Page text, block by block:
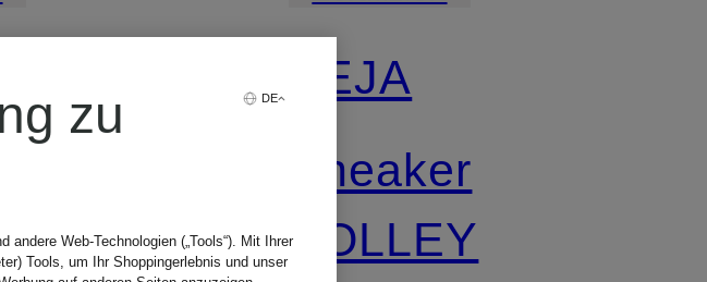
RIO
II
VEJA
Sneaker
VOLLEY
DE
zu
andere Web-Technologien („Tools“). Mit Ihrer
Tools, um Ihr Shoppingerlebnis und unser